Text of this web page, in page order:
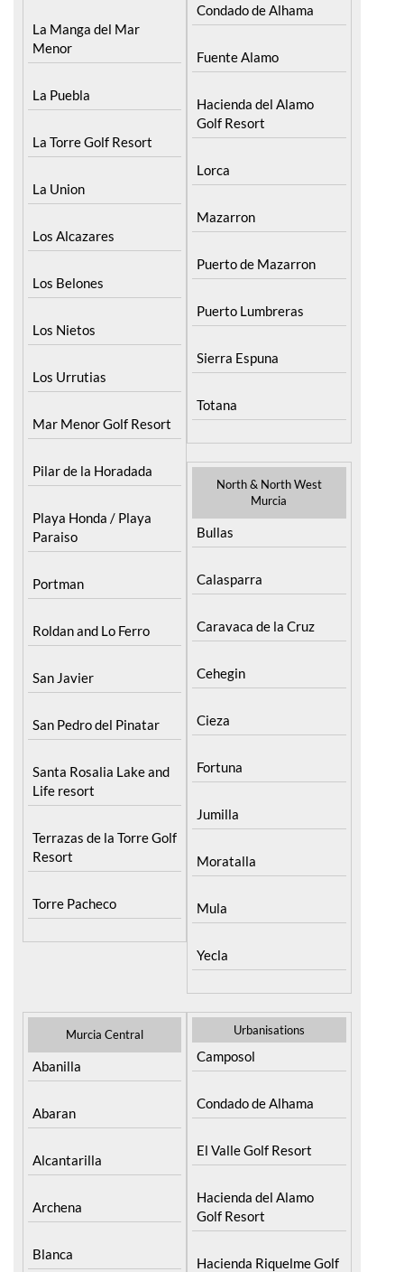
La Manga del Mar
Menor
La Puebla
La Torre Golf Resort
La Union
Los Alcazares
Los Belones
Los Nietos
Los Urrutias
Mar Menor Golf Resort
Pilar de la Horadada
Playa Honda / Playa
Paraiso
Portman
Roldan and Lo Ferro
San Javier
San Pedro del Pinatar
Santa Rosalia Lake and
Life resort
Terrazas de la Torre Golf
Resort
Torre Pacheco
Condado de Alhama
Fuente Alamo
Hacienda del Alamo
Golf Resort
Lorca
Mazarron
Puerto de Mazarron
Puerto Lumbreras
Sierra Espuna
Totana
North & North West
Murcia
Bullas
Calasparra
Caravaca de la Cruz
Cehegin
Cieza
Fortuna
Jumilla
Moratalla
Mula
Yecla
Murcia Central
Abanilla
Abaran
Alcantarilla
Archena
Blanca
Urbanisations
Camposol
Condado de Alhama
El Valle Golf Resort
Hacienda del Alamo
Golf Resort
Hacienda Riquelme Golf